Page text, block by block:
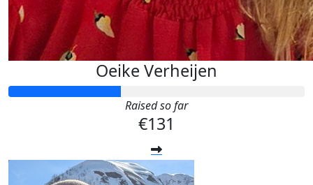
Oeike Verheijen
Raised so far
€131